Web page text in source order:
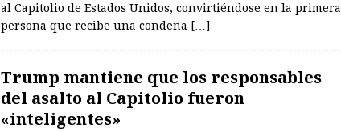
al Capitolio de Estados Unidos, convirtiéndose en la primera
persona que recibe una condena […]
Trump mantiene que los responsables
del asalto al Capitolio fueron
«inteligentes»